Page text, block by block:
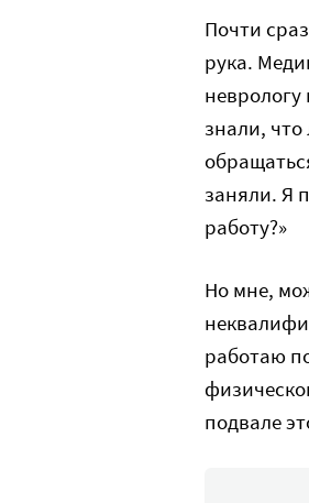
Почти
рука.
знали,
заняли. Я
работу?»
Но мне,
работаю
подвале